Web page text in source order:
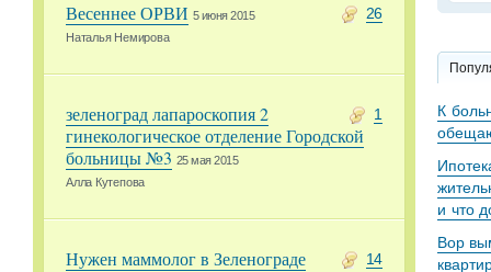
26
Весеннее ОРВИ 5 июня 2015
Наталья Немирова
1
зеленоград лапароскопия 2
гинекологическое отделение Городской
больницы №3 25 мая 2015
Алла Кутепова
14
Нужен маммолог в Зеленограде
К
и что
Вор